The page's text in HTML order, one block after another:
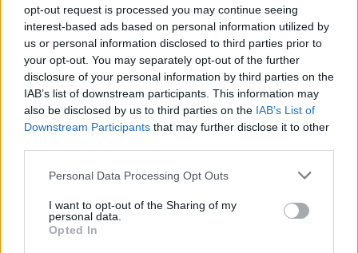
opt-out request is processed you may continue seeing
interest-based ads based on personal information utilized by
us or personal information disclosed to third parties prior to
your opt-out. You may separately opt-out of the further
disclosure of your personal information by third parties on the
IAB’s list of downstream participants. This information may
also be disclosed by us to third parties on the IAB’s List of
Downstream Participants that may further disclose it to other
Please note that this website/app uses one or more Google
not limited to your visit or usage behaviour. You may click to
grant or deny consent to Google and its third-party tags to
use your data for below specified purposes in below Google
Personal Data Processing Opt Outs
I want to opt-out of the Sharing of my
personal data.
Opted In
Elza Katóban fiatalkori önmagát látja, akit az
éjszakai világba is bevisz, régi munkaadójának is
bemutat. Megadja a választás lehetőségét, a lányon
múlik, hogy melyiket választja.
Végül Max, a híres és megfizetett bútorgyáros is
fontos szerepet kap annak ellenére, hogy a
lett, a ködös várost bemutató felvételek
hátborzongatóak és nagyon jó képi aláfestése az